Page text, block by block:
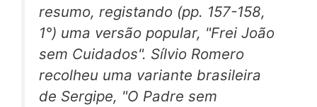
resumo, registando (pp. 157-158,
1°) uma versão popular, "Frei João
sem Cuidados". Sílvio Romero
recolheu uma variante brasileira
de Sergipe, "O Padre sem